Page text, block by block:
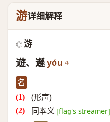
游详细解释
◎ 游
遊、邎 yóu
名
(形声)
同本义 [flag's streamer]